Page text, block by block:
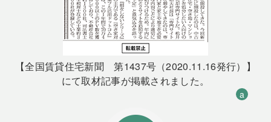
【全国賃貸住宅新聞 第1437号（2020.11.16発行）】
にて取材記事が掲載されました。
a